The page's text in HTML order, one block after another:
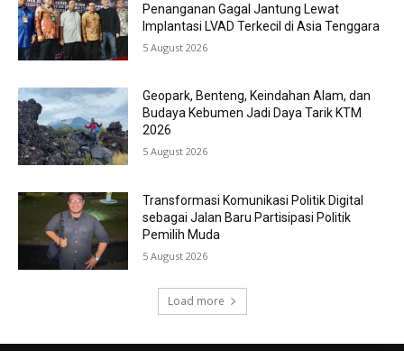
Penanganan Gagal Jantung Lewat
Implantasi LVAD Terkecil di Asia Tenggara
5 August 2026
Geopark, Benteng, Keindahan Alam, dan
Budaya Kebumen Jadi Daya Tarik KTM
2026
5 August 2026
Transformasi Komunikasi Politik Digital
sebagai Jalan Baru Partisipasi Politik
Pemilih Muda
5 August 2026
Load more